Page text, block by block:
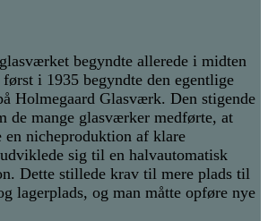
begyndte allerede i midten
i 1935 begyndte den egentlige
Holmegaard Glasværk. Den stigende
de mange glasværker medførte, at
en nicheproduktion af klare
sig til en halvautomatisk
Dette stillede krav til mere plads til
lagerplads, og man måtte opføre nye